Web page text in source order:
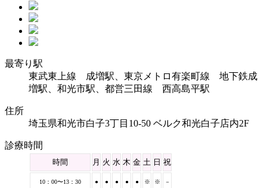
最寄り駅
東武東上線 成増駅、東京メトロ有楽町線 地下鉄成
増駅、和光市駅、都営三田線 西高島平駅
住所
埼玉県和光市白子3丁目10-50 ベルク和光白子店内2F
診療時間
時間 月 火 水 木 金 土 日 祝
10：00〜13：30 ● ● ● ● ● ※ ※ －